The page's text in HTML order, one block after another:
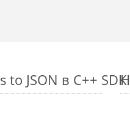
JSON в C++ SDK